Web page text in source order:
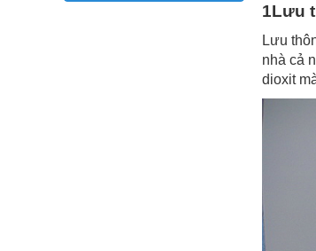
1Lưu
Lưu
nhà cả
dioxit